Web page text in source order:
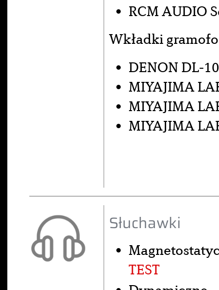
RCM AUDIO
Wkładki
DENON DL-
MIYAJIMA
MIYAJIMA
MIYAJIMA
Słuchawki
TEST